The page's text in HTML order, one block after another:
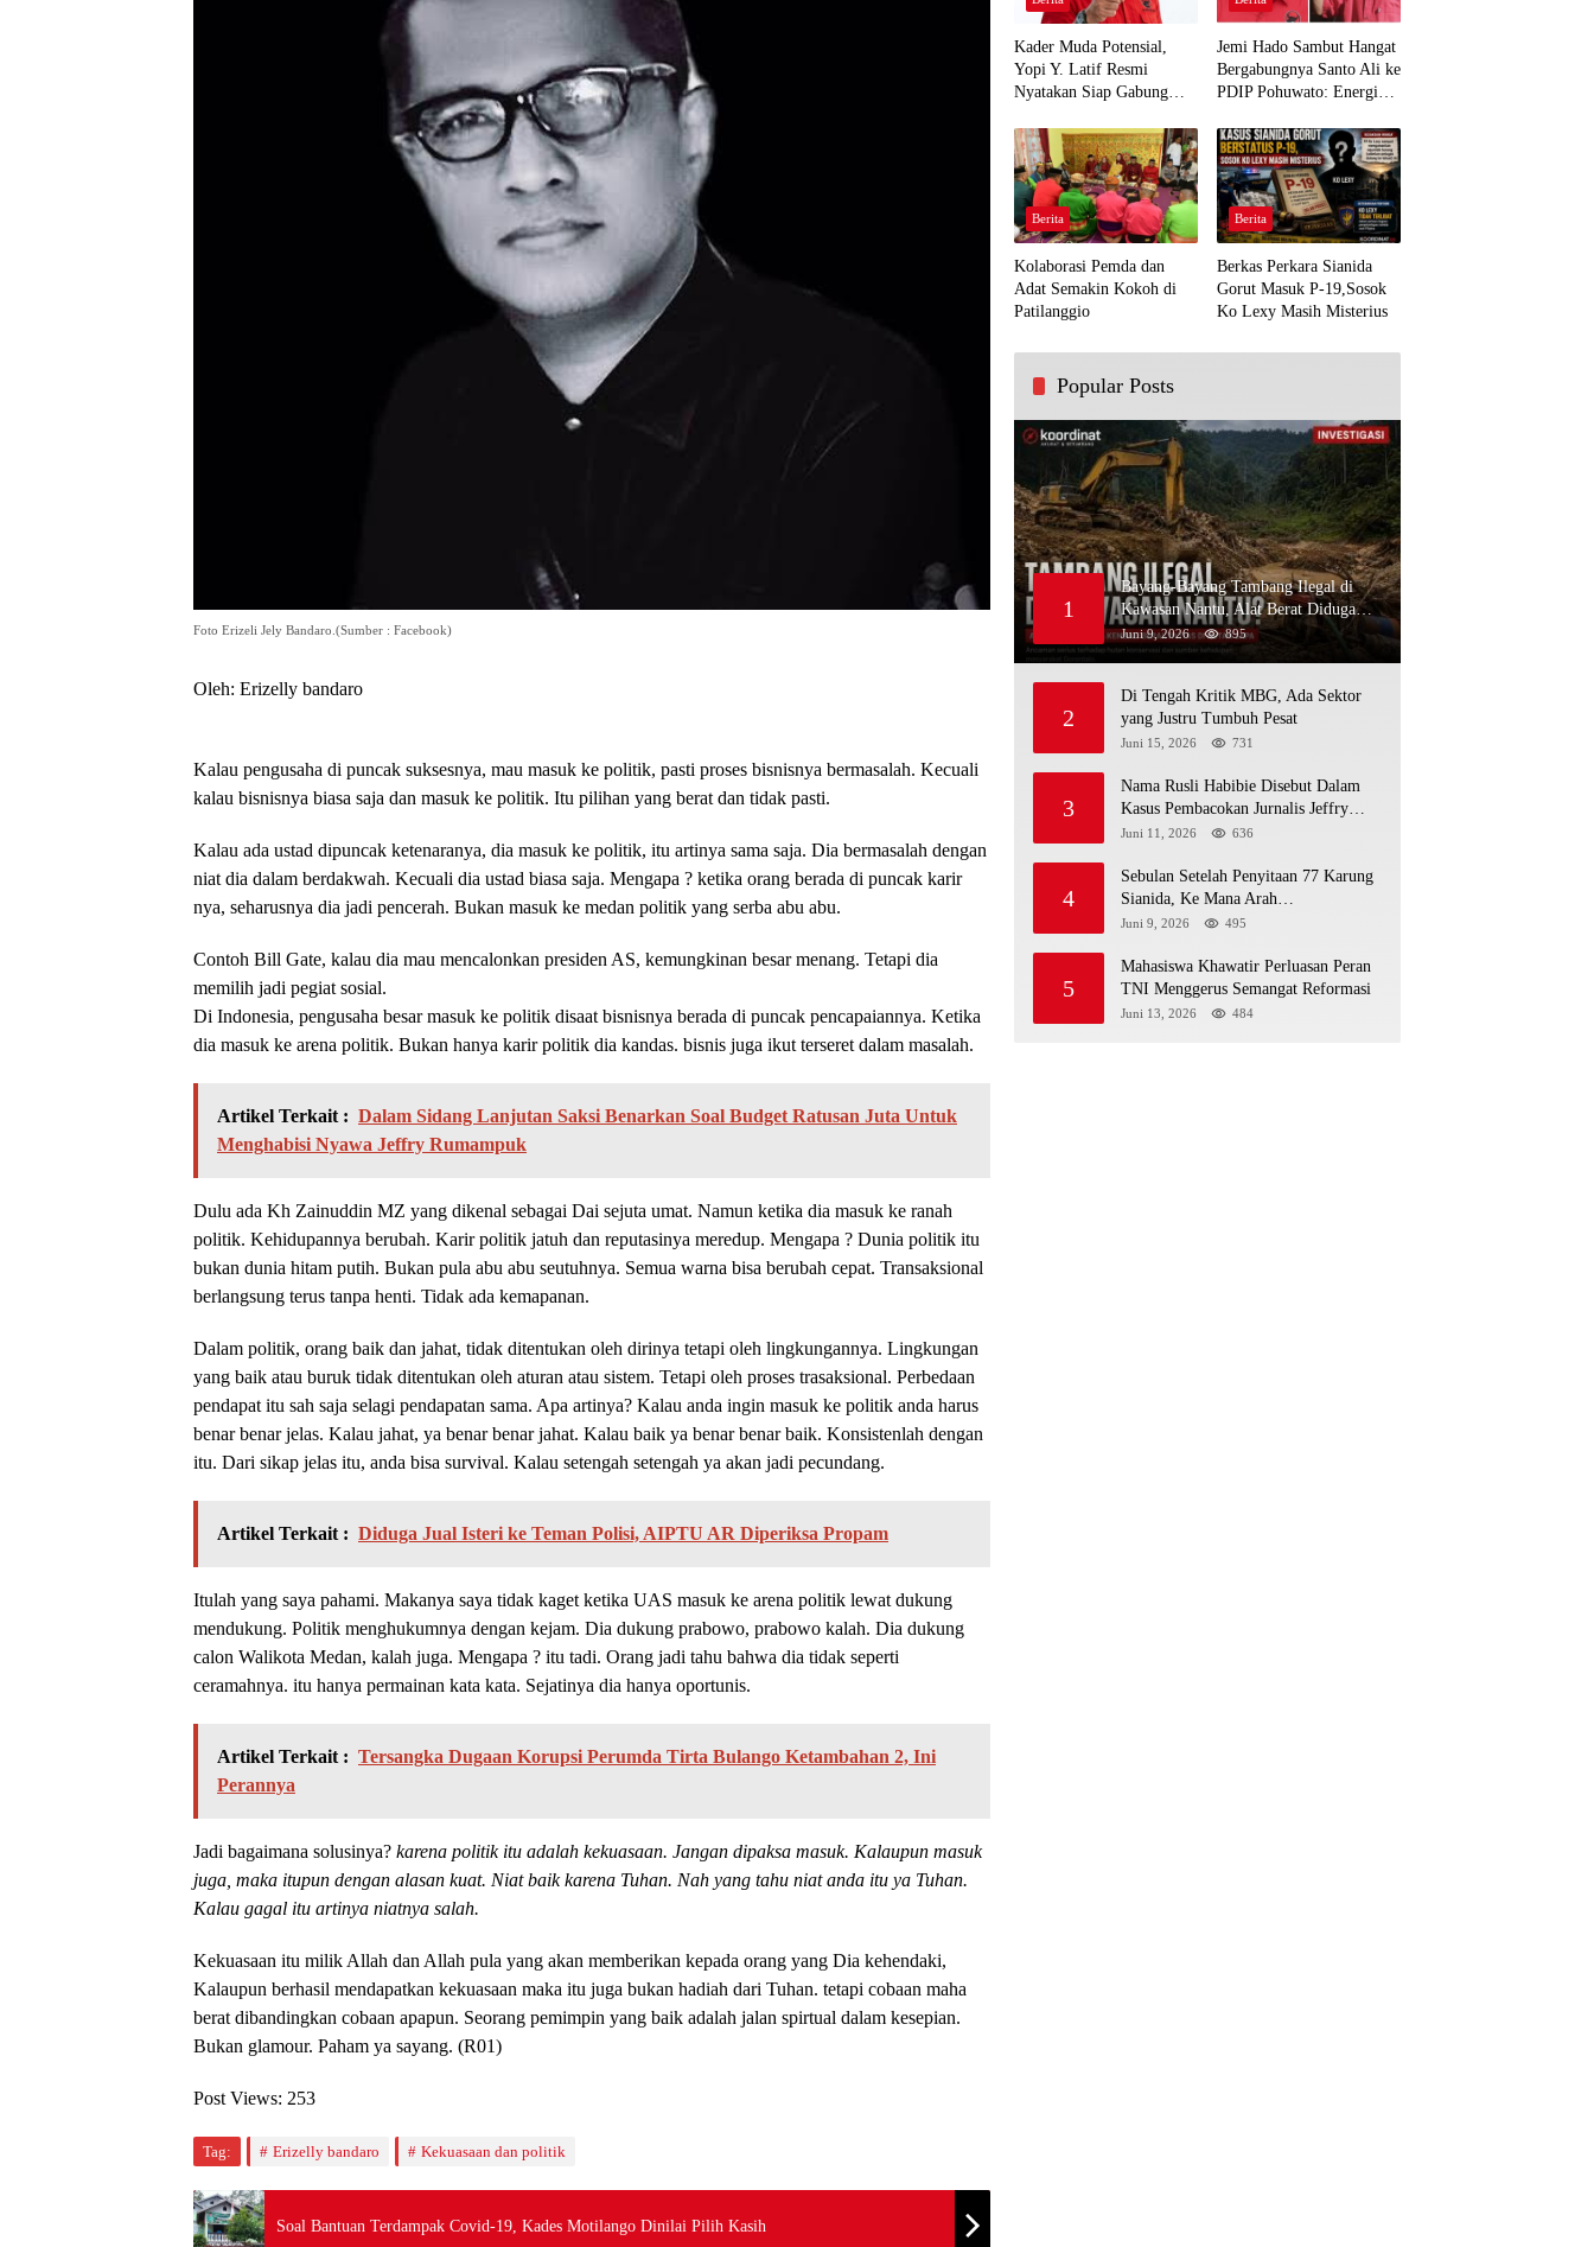
Foto Erizeli Jely Bandaro.(Sumber : Facebook)
Oleh: Erizelly bandaro
Kalau pengusaha di puncak suksesnya, mau masuk ke politik, pasti proses bisnisnya bermasalah. Kecuali
kalau bisnisnya biasa saja dan masuk ke politik. Itu pilihan yang berat dan tidak pasti.
Kalau ada ustad dipuncak ketenaranya, dia masuk ke politik, itu artinya sama saja. Dia bermasalah dengan
niat dia dalam berdakwah. Kecuali dia ustad biasa saja. Mengapa ? ketika orang berada di puncak karir
nya, seharusnya dia jadi pencerah. Bukan masuk ke medan politik yang serba abu abu.
Contoh Bill Gate, kalau dia mau mencalonkan presiden AS, kemungkinan besar menang. Tetapi dia
memilih jadi pegiat sosial.
Di Indonesia, pengusaha besar masuk ke politik disaat bisnisnya berada di puncak pencapaiannya. Ketika
dia masuk ke arena politik. Bukan hanya karir politik dia kandas. bisnis juga ikut terseret dalam masalah.
Artikel Terkait : Dalam Sidang Lanjutan Saksi Benarkan Soal Budget Ratusan Juta Untuk
Menghabisi Nyawa Jeffry Rumampuk
Dulu ada Kh Zainuddin MZ yang dikenal sebagai Dai sejuta umat. Namun ketika dia masuk ke ranah
politik. Kehidupannya berubah. Karir politik jatuh dan reputasinya meredup. Mengapa ? Dunia politik itu
bukan dunia hitam putih. Bukan pula abu abu seutuhnya. Semua warna bisa berubah cepat. Transaksional
berlangsung terus tanpa henti. Tidak ada kemapanan.
Dalam politik, orang baik dan jahat, tidak ditentukan oleh dirinya tetapi oleh lingkungannya. Lingkungan
yang baik atau buruk tidak ditentukan oleh aturan atau sistem. Tetapi oleh proses trasaksional. Perbedaan
pendapat itu sah saja selagi pendapatan sama. Apa artinya? Kalau anda ingin masuk ke politik anda harus
benar benar jelas. Kalau jahat, ya benar benar jahat. Kalau baik ya benar benar baik. Konsistenlah dengan
itu. Dari sikap jelas itu, anda bisa survival. Kalau setengah setengah ya akan jadi pecundang.
Artikel Terkait : Diduga Jual Isteri ke Teman Polisi, AIPTU AR Diperiksa Propam
Itulah yang saya pahami. Makanya saya tidak kaget ketika UAS masuk ke arena politik lewat dukung
mendukung. Politik menghukumnya dengan kejam. Dia dukung prabowo, prabowo kalah. Dia dukung
calon Walikota Medan, kalah juga. Mengapa ? itu tadi. Orang jadi tahu bahwa dia tidak seperti
ceramahnya. itu hanya permainan kata kata. Sejatinya dia hanya oportunis.
Artikel Terkait : Tersangka Dugaan Korupsi Perumda Tirta Bulango Ketambahan 2, Ini
Perannya
Jadi bagaimana solusinya? karena politik itu adalah kekuasaan. Jangan dipaksa masuk. Kalaupun masuk
juga, maka itupun dengan alasan kuat. Niat baik karena Tuhan. Nah yang tahu niat anda itu ya Tuhan.
Kalau gagal itu artinya niatnya salah.
Kekuasaan itu milik Allah dan Allah pula yang akan memberikan kepada orang yang Dia kehendaki,
Kalaupun berhasil mendapatkan kekuasaan maka itu juga bukan hadiah dari Tuhan. tetapi cobaan maha
berat dibandingkan cobaan apapun. Seorang pemimpin yang baik adalah jalan spirtual dalam kesepian.
Bukan glamour. Paham ya sayang. (R01)
Post Views: 253
Tag: Erizelly bandaro Kekuasaan dan politik
Soal Bantuan Terdampak Covid-19, Kades Motilango Dinilai Pilih Kasih
Kader Muda Potensial,
Yopi Y. Latif Resmi
Nyatakan Siap Gabung
Demi Kawal Aspirasi Bumi
Panua
Jemi Hado Sambut Hangat
Bergabungnya Santo Ali ke
PDIP Pohuwato: Energi
Rakyat
Berita
Kolaborasi Pemda dan
Adat Semakin Kokoh di
Patilanggio
Berita
Berkas Perkara Sianida
Gorut Masuk P-19,Sosok
Ko Lexy Masih Misterius
Popular Posts
1
Bayang-Bayang Tambang Ilegal di
Kawasan Nantu, Alat Berat Diduga
Kembali Menembus Hutan Sapa
Juni 9, 2026 895
2
Di Tengah Kritik MBG, Ada Sektor
yang Justru Tumbuh Pesat
Juni 15, 2026 731
3
Nama Rusli Habibie Disebut Dalam
Kasus Pembacokan Jurnalis Jeffry
Rumampuk
Juni 11, 2026 636
4
Sebulan Setelah Penyitaan 77 Karung
Sianida, Ke Mana Arah
Penyidikannya?
Juni 9, 2026 495
5
Mahasiswa Khawatir Perluasan Peran
TNI Menggerus Semangat Reformasi
Juni 13, 2026 484